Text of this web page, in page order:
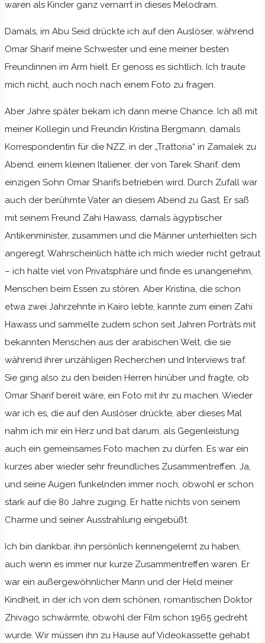
waren als Kinder ganz vernarrt in dieses Melodram.
Damals, im Abu Seid drückte ich auf den Auslöser, während
Omar Sharif meine Schwester und eine meiner besten
Freundinnen im Arm hielt. Er genoss es sichtlich. Ich traute
mich nicht, auch noch nach einem Foto zu fragen.
Aber Jahre später bekam ich dann meine Chance. Ich aß mit
meiner Kollegin und Freundin Kristina Bergmann, damals
Korrespondentin für die NZZ, in der „Trattoria“ in Zamalek zu
Abend, einem kleinen Italiener, der von Tarek Sharif, dem
einzigen Sohn Omar Sharifs betrieben wird. Durch Zufall war
auch der berühmte Vater an diesem Abend zu Gast. Er saß
mit seinem Freund Zahi Hawass, damals ägyptischer
Antikenminister, zusammen und die Männer unterhielten sich
angeregt. Wahrscheinlich hätte ich mich wieder nicht getraut
– ich halte viel von Privatsphäre und finde es unangenehm,
Menschen beim Essen zu stören. Aber Kristina, die schon
etwa zwei Jahrzehnte in Kairo lebte, kannte zum einen Zahi
Hawass und sammelte zudem schon seit Jahren Porträts mit
bekannten Menschen aus der arabischen Welt, die sie
während ihrer unzähligen Recherchen und Interviews traf.
Sie ging also zu den beiden Herren hinüber und fragte, ob
Omar Sharif bereit wäre, ein Foto mit ihr zu machen. Wieder
war ich es, die auf den Auslöser drückte, aber dieses Mal
nahm ich mir ein Herz und bat darum, als Gegenleistung
auch ein gemeinsames Foto machen zu dürfen. Es war ein
kurzes aber wieder sehr freundliches Zusammentreffen. Ja,
und seine Augen funkelnden immer noch, obwohl er schon
stark auf die 80 Jahre zuging. Er hatte nichts von seinem
Charme und seiner Ausstrahlung eingebüßt.
Ich bin dankbar, ihn persönlich kennengelernt zu haben,
auch wenn es immer nur kurze Zusammentreffen waren. Er
war ein außergewöhnlicher Mann und der Held meiner
Kindheit, in der ich von dem schönen, romantischen Doktor
Zhivago schwärmte, obwohl der Film schon 1965 gedreht
wurde. Wir müssen ihn zu Hause auf Videokassette gehabt